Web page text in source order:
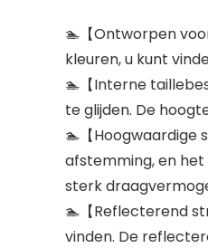
🏊‍【Ontworpen
kleuren, u kunt
🏊‍【Interne
te glijden. De
🏊‍【
afstemming, en
sterk
🏊‍【Reflecterend
vinden. De